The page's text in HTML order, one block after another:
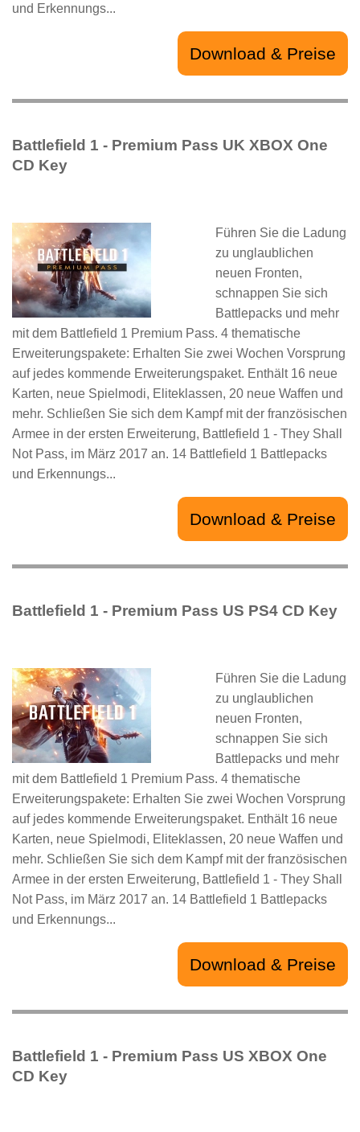
und Erkennungs...
Download & Preise
Battlefield 1 - Premium Pass UK XBOX One
CD Key
Führen Sie die Ladung
zu unglaublichen
neuen Fronten,
schnappen Sie sich
Battlepacks und mehr
mit dem Battlefield 1 Premium Pass. 4 thematische
Erweiterungspakete: Erhalten Sie zwei Wochen Vorsprung
auf jedes kommende Erweiterungspaket. Enthält 16 neue
Karten, neue Spielmodi, Eliteklassen, 20 neue Waffen und
mehr. Schließen Sie sich dem Kampf mit der französischen
Armee in der ersten Erweiterung, Battlefield 1 - They Shall
Not Pass, im März 2017 an. 14 Battlefield 1 Battlepacks
und Erkennungs...
Download & Preise
Battlefield 1 - Premium Pass US PS4 CD Key
Führen Sie die Ladung
zu unglaublichen
neuen Fronten,
schnappen Sie sich
Battlepacks und mehr
mit dem Battlefield 1 Premium Pass. 4 thematische
Erweiterungspakete: Erhalten Sie zwei Wochen Vorsprung
auf jedes kommende Erweiterungspaket. Enthält 16 neue
Karten, neue Spielmodi, Eliteklassen, 20 neue Waffen und
mehr. Schließen Sie sich dem Kampf mit der französischen
Armee in der ersten Erweiterung, Battlefield 1 - They Shall
Not Pass, im März 2017 an. 14 Battlefield 1 Battlepacks
und Erkennungs...
Download & Preise
Battlefield 1 - Premium Pass US XBOX One
CD Key